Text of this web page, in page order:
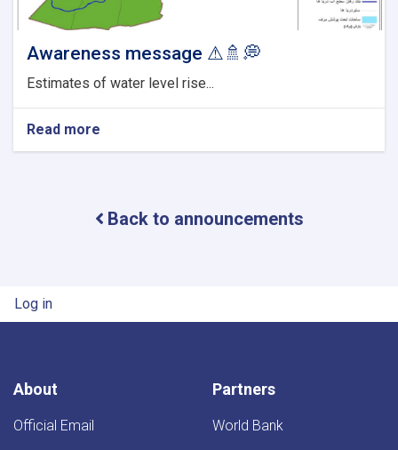
Awareness message ⚠🚿💭
Estimates of water level rise...
Read more
Awareness
💭Back to announcements
User account menu
Log in
About
Official Email
Partners
World Bank